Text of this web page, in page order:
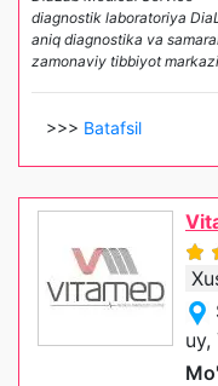
diagnostik laboratoriya
aniq diagnostika va
zamonaviy tibbiyot markazi
>>> Batafsil
uy,